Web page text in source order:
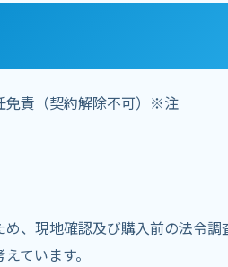
免責（契約解除不可）※注
、現地確認及び購入前の法令調
ています。